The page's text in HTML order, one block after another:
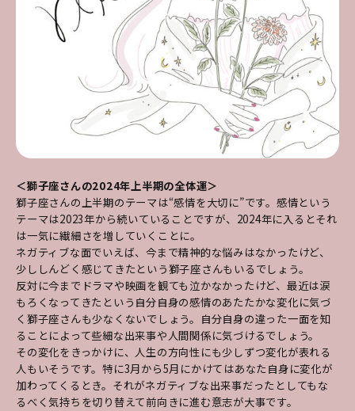
＜獅子座さんの2024年上半期の全体運＞
獅子座さんの上半期のテーマは“感情を大切に”です。感情という
テーマは2023年から続いていることですが、2024年に入るとそれ
は一気に繊細さを増していくことに。
ネガティブな面でいえば、今まで精神的な悩みはなかったけど、
少ししんどく感じてきたという獅子座さんもいるでしょう。
反対に今までドラマや映画を観ても泣かなかったけど、最近は涙
もろくなってきたという自分自身の感情のあたたかな変化に気づ
く獅子座さんも少なくないでしょう。自分自身の違った一面を知
ることによって些細な出来事や人間関係に気づけるでしょう。
その変化をきっかけに、人生の方向性にも少しずつ変化が表れる
人もいそうです。特に3月から5月にかけてはあなた自身に変化が
加わってくるとき。それがネガティブな出来事だったとしてもな
るべく気持ちを切り替えて前向きに進む意志が大事です。